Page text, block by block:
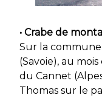
• Crabe de
Sur la
(Savoie), au
du Cannet
Thomas sur le